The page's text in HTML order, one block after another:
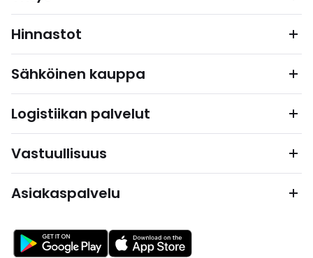
Hinnastot
Sähköinen kauppa
Logistiikan palvelut
Vastuullisuus
Asiakaspalvelu